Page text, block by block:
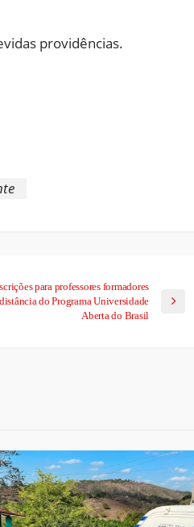
providências.
para professores formadores
do Programa Universidade
Aberta do Brasil